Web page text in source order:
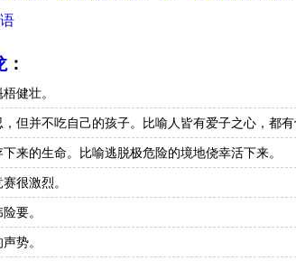
：
健壮。
但并不吃自己的孩子。比喻人皆有爱子之心，都有
来的生命。比喻逃脱极危险的境地侥幸活下来。
很激烈。
要。
势。